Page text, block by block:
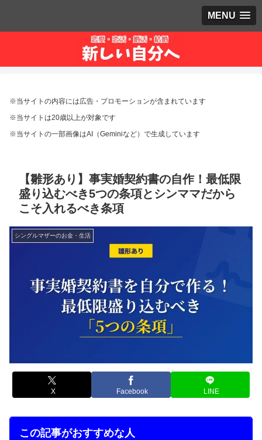
MENU
※当サイトの内容には広告・プロモーションが含まれています
※当サイトは20歳以上が対象です
※当サイトの一部画像はAI（Geminiなど）で生成しています
【雛形あり】事実婚契約書の自作！最低限
盛り込むべき5つの条項とシンママだから
こそ入れるべき条項
シングルマザーのお金・生活
X Facebook LINE
この記事がおすすめな人